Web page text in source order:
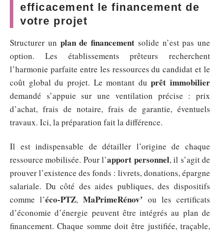
efficacement le financement de
votre projet
Structurer un plan de financement solide n’est pas une
option. Les établissements prêteurs recherchent
l’harmonie parfaite entre les ressources du candidat et le
coût global du projet. Le montant duprêt immobilier
demandé s’appuie sur une ventilation précise : prix
d’achat, frais de notaire, frais de garantie, éventuels
travaux. Ici, la préparation fait la différence.
Il est indispensable de détailler l’origine de chaque
ressource mobilisée. Pour l’apport personnel, il s’agit de
prouver l’existence des fonds : livrets, donations, épargne
salariale. Du côté des aides publiques, des dispositifs
comme l’éco-PTZ, MaPrimeRénov’ ou les certificats
d’économie d’énergie peuvent être intégrés au plan de
financement. Chaque somme doit être justifiée, traçable,